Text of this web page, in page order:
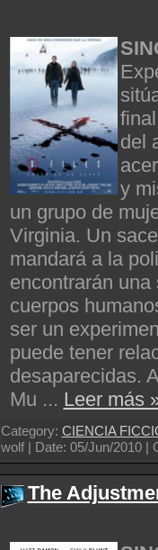
del
y
un grupo de
Virginia. Un
mandará a la
encontrarán
cuerpos
ser un
puede tener
desaparecidas.
Mu ... Leer más
Category: CIENCIA
wolf | Date: 05/Jun/2010|
The